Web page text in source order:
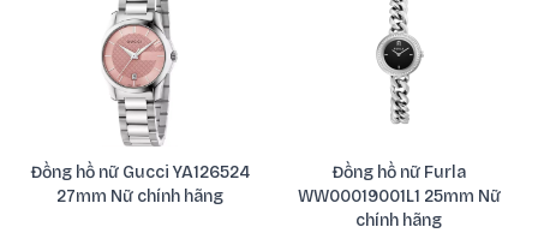
Đồng hồ nữ Gucci YA126524
27mm Nữ chính hãng
Đồng hồ nữ Furla
WW00019001L1 25mm Nữ
chính hãng